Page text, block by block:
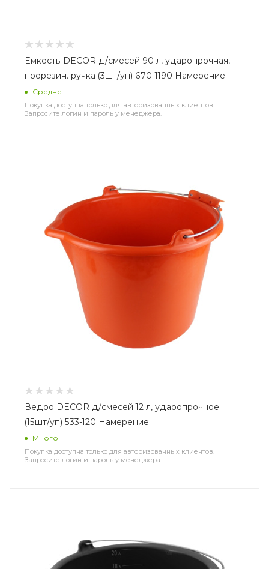
Ёмкость DЕCOR д/смесей 90 л, ударопрочная,
прорезин. ручка (3шт/уп) 670-1190 Намерение
Средне
Покупка доступна только для авторизованных клиентов.
Запросите логин и пароль у менеджера.
Ведро DECOR д/смесей 12 л, ударопрочное
(15шт/уп) 533-120 Намерение
Много
Покупка доступна только для авторизованных клиентов.
Запросите логин и пароль у менеджера.